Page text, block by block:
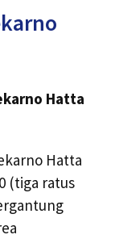
Hatta
Hatta
(tiga ratus